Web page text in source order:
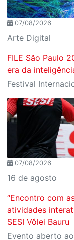
07/08/2026
Arte Digital
FILE São Paulo
era da
07/08/2026
16 de agosto
“Encontro com
atividades
SESI Vôlei Bauru